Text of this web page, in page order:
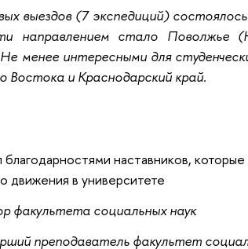
выездов (7 экспедиций)
направлением стало Поволжье
менее интересными для
Востока и Краснодарский край.
наставников,
движения в университете
факультета социальных наук
преподаватель факультет